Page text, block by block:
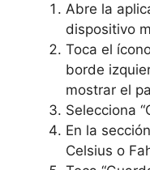
Abre la
dispositivo
Toca el
borde
mostrar el
Selecciona
En la
Celsius o